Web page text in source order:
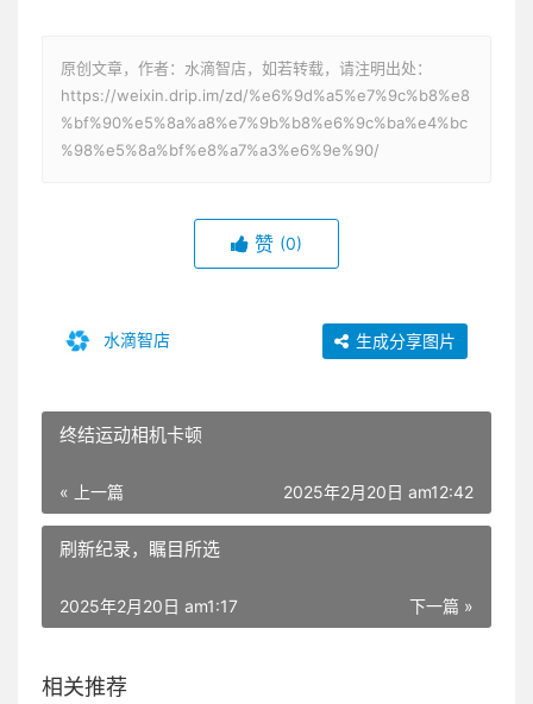
原创文章，作者：水滴智店，如若转载，请注明出处：
https://weixin.drip.im/zd/%e6%9d%a5%e7%9c%b8%e8
%bf%90%e5%8a%a8%e7%9b%b8%e6%9c%ba%e4%bc
%98%e5%8a%bf%e8%a7%a3%e6%9e%90/
赞 (0)
水滴智店 生成分享图片
终结运动相机卡顿
« 上一篇 2025年2月20日 am12:42
刷新纪录，瞩目所选
下一篇 »
2025年2月20日 am1:17
相关推荐